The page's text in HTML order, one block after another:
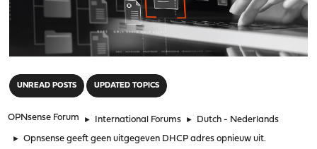
UNREAD POSTS UPDATED TOPICS
OPNsense Forum ► International Forums ► Dutch - Nederlands
► Opnsense geeft geen uitgegeven DHCP adres opnieuw uit.